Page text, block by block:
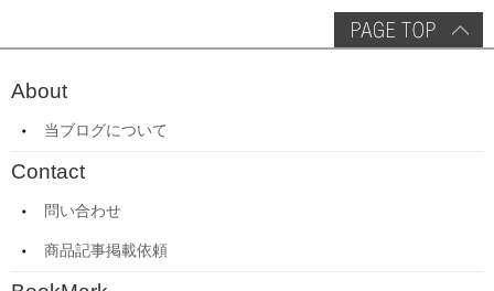
About
当ブログについて
Contact
問い合わせ
商品記事掲載依頼